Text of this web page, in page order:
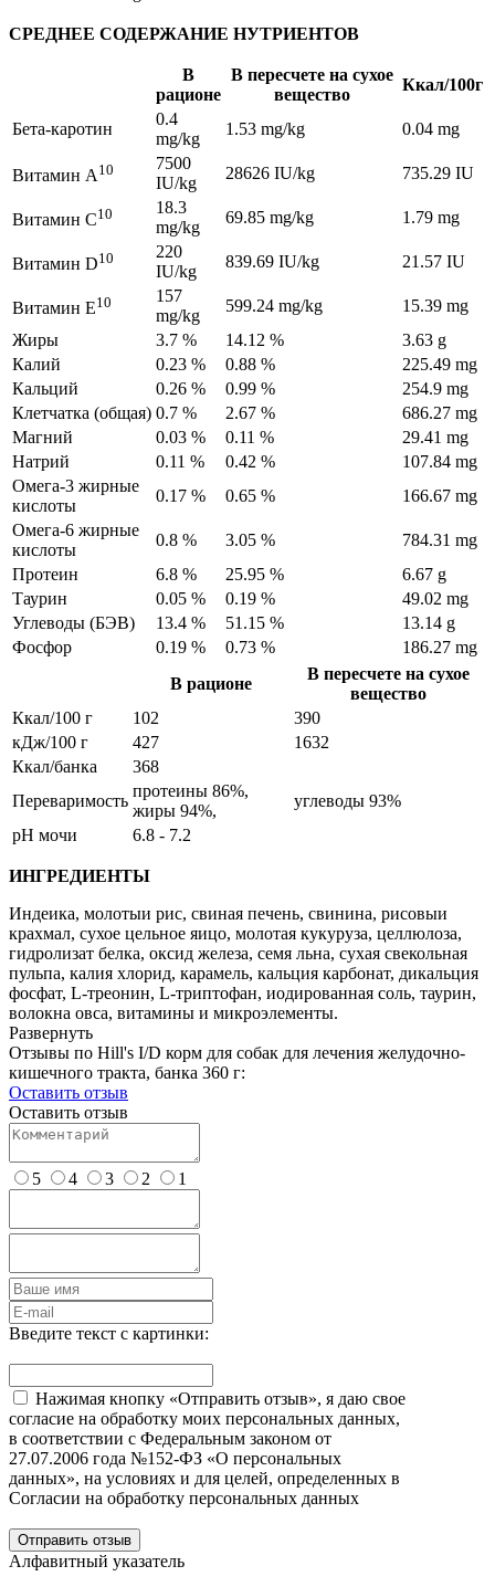
СРЕДНЕЕ СОДЕРЖАНИЕ НУТРИЕНТОВ
В
рационе
В пересчете на сухое
вещество
Ккал/100г
Бета-каротин
0.4
mg/kg
1.53 mg/kg 0.04 mg
Витамин A 10
7500
IU/kg
28626 IU/kg 735.29 IU
Витамин C10
18.3
mg/kg
69.85 mg/kg 1.79 mg
Витамин D10
220
IU/kg
839.69 IU/kg 21.57 IU
Витамин E10
157
mg/kg
599.24 mg/kg
15.39 mg
Жиры
3.7 % 14.12 %
3.63 g
Калий
0.23 % 0.88 %
225.49 mg
Кальций
0.26 % 0.99 %
254.9 mg
Клетчатка (общая) 0.7 % 2.67 %
686.27 mg
Магний
0.03 % 0.11 %
29.41 mg
Натрий
0.11 % 0.42 %
107.84 mg
Омега-3 жирные
кислоты
0.17 % 0.65 %
166.67 mg
Омега-6 жирные
кислоты
0.8 % 3.05 %
784.31 mg
Протеин
6.8 % 25.95 %
6.67 g
Таурин
0.05 % 0.19 %
49.02 mg
Углеводы (БЭВ)
13.4 % 51.15 %
13.14 g
Фосфор
0.19 % 0.73 %
186.27 mg
В рационе
В пересчете на сухое
вещество
Ккал/100 г
102
390
кДж/100 г
427
1632
Ккал/банка
368
Переваримость
протеины 86%,
жиры 94%,
углеводы 93%
рН мочи
6.8 - 7.2
ИНГРЕДИЕНТЫ
Индеика, молотыи рис, свиная печень, свинина, рисовыи
крахмал, сухое цельное яицо, молотая кукуруза, целлюлоза,
гидролизат белка, оксид железа, семя льна, сухая свекольная
пульпа, калия хлорид, карамель, кальция карбонат, дикальция
фосфат, L-треонин, L-триптофан, иодированная соль, таурин,
волокна овса, витамины и микроэлементы.
Развернуть
Отзывы по Hill's I/D корм для собак для лечения желудочно-
кишечного тракта, банка 360 г:
Оставить отзыв
Оставить отзыв
5 4 3 2 1
Введите текст с картинки:
Нажимая кнопку «Отправить отзыв», я даю свое
согласие на обработку моих персональных данных,
в соответствии с Федеральным законом от
27.07.2006 года №152-ФЗ «О персональных
данных», на условиях и для целей, определенных в
Согласии на обработку персональных данных
Отправить отзыв
Алфавитный указатель